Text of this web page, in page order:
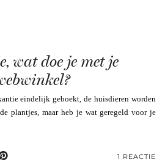
wat doe je met je
eindelijk geboekt, de huisdieren worden
plantjes, maar heb je wat geregeld voor je
1 REACTIE